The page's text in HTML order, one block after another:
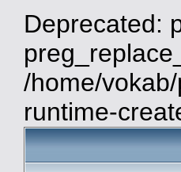
Deprecated:
/home/
runtime-